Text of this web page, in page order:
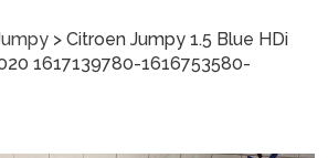
> Citroen Jumpy 1.5 Blue HDi
1617139780-1616753580-